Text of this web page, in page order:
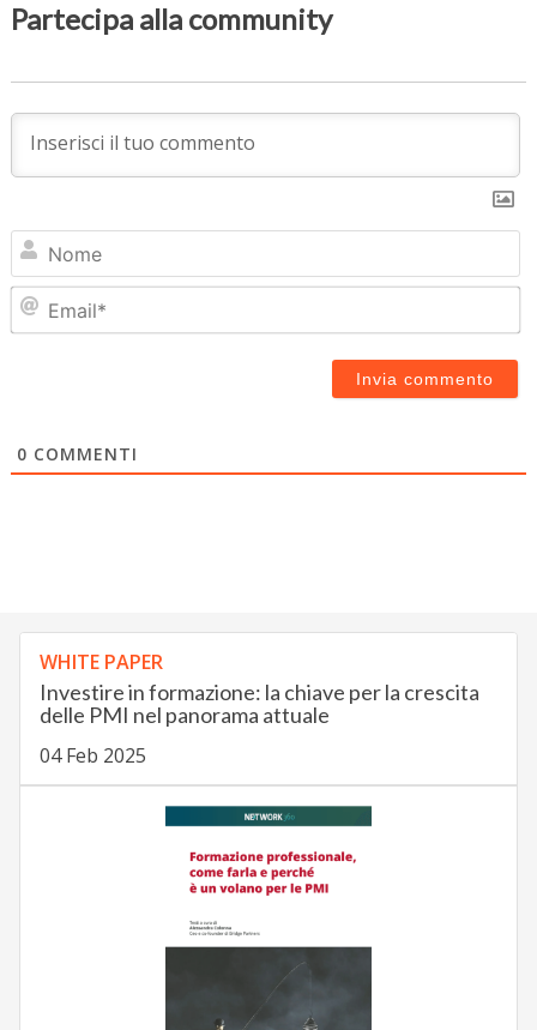
Partecipa alla community
0 COMMENTI
WHITE PAPER
Investire in formazione: la chiave per la crescita
delle PMI nel panorama attuale
04 Feb 2025